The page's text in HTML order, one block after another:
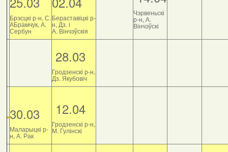
Брэсцкі р-н, С.
АБрамчук, А.
Сербун
Бераставіцкі р-
н, Дз. і
А. Вінчэўскія
Чэрвеньскі
р-н, А.
Вінчэўскі
28.03
Гродзенскі р-н,
Дз. Якубовіч
30.03
Маларыцкі р-
н, А. Рак
12.04
Гродзенскі р-н,
М. Гулінскі